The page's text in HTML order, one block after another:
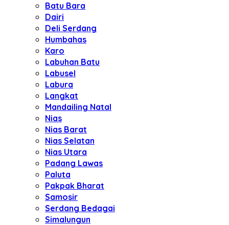
Batu Bara
Dairi
Deli Serdang
Humbahas
Karo
Labuhan Batu
Labusel
Labura
Langkat
Mandailing Natal
Nias
Nias Barat
Nias Selatan
Nias Utara
Padang Lawas
Paluta
Pakpak Bharat
Samosir
Serdang Bedagai
Simalungun